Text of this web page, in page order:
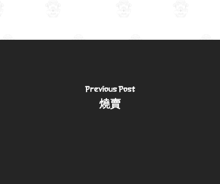
Previous Post
燒賣